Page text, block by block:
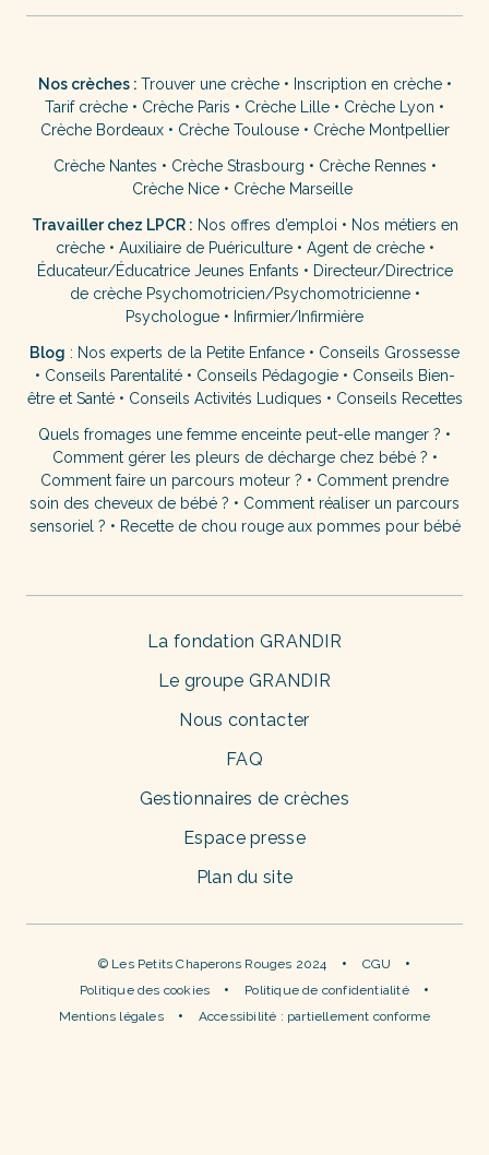
Nos crèches : Trouver une crèche• Inscription en crèche•
Tarif crèche • Crèche Paris • Crèche Lille • Crèche Lyon •
Crèche Bordeaux• Crèche Toulouse• Crèche Montpellier
Crèche Nantes • Crèche Strasbourg • Crèche Rennes •
Crèche Nice • Crèche Marseille
Travailler chez LPCR : Nos offres d’emploi • Nos métiers en
crèche• Auxiliaire de Puériculture• Agent de crèche•
Éducateur/Éducatrice Jeunes Enfants • Directeur/Directrice
de crèche Psychomotricien/Psychomotricienne•
Psychologue • Infirmier/Infirmière
Blog : Nos experts de la Petite Enfance • Conseils Grossesse
• Conseils Parentalité• Conseils Pédagogie• Conseils Bien-
être et Santé• Conseils Activités Ludiques • Conseils Recettes
Quels fromages une femme enceinte peut-elle manger ? •
Comment gérer les pleurs de décharge chez bébé ? •
Comment faire un parcours moteur ? • Comment prendre
soin des cheveux de bébé ? • Comment réaliser un parcours
sensoriel ? • Recette de chou rouge aux pommes pour bébé
La fondation GRANDIR
Le groupe GRANDIR
Nous contacter
FAQ
Gestionnaires de crèches
Espace presse
Plan du site
© Les Petits Chaperons Rouges 2024
CGU
Politique des cookies
Politique de confidentialité
Mentions légales
Accessibilité : partiellement conforme